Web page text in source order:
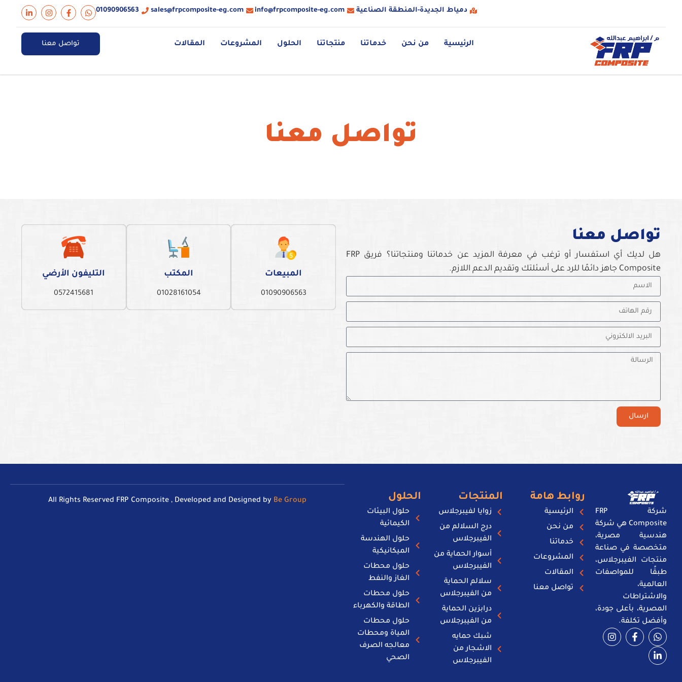
دمياط الجديدة-المنطقة الصناعية info@frpcomposite-eg.com
sales@frpcomposite-eg.com
01090906563
تواصل معنا الرئيسية من نحن خدماتنا منتجاتنا الحلول المشروعات المقالات
تواصل معنا
المبيعات
01090906563
المكتب
01028161054
التليفون الأرضي
0572415681
تواصل معنا
هل لديك أي استفسار أو ترغب في معرفة المزيد عن خدماتنا ومنتجاتنا؟ فريق FRP
Composite جاهز دائمًا للرد على أسئلتك وتقديم الدعم اللازم.
ارسال
شركة FRP
Composite هي شركة
هندسية مصرية،
متخصصة في صناعة
منتجات الفيبرجلاس،
طبقًا للمواصفات
العالمية،
والاشتراطات
المصرية، بأعلى جودة،
وأفضل تكلفة.
روابط هامة
الرئيسية
من نحن
خدماتنا
المشروعات
المقالات
تواصل معنا
المنتجات
زوايا لفيبرجلاس
درج السلالم من
الفيبرجلاس
أسوار الحماية من
الفيبرجلاس
سلالم الحماية
من الفيبرجلاس
درابزين الحماية
من الفيبرجلاس
شبك حمايه
الاشجار من
الفيبرجلاس
الحلول
حلول البيئات
الكيمائية
حلول الهندسة
الميكانيكية
حلول محطات
الغاز والنفط
حلول محطات
الطاقة والكهرباء
حلول محطات
المياة ومحطات
معالجه الصرف
الصحي
All Rights Reserved FRP Composite , Developed and Designed by Be Group